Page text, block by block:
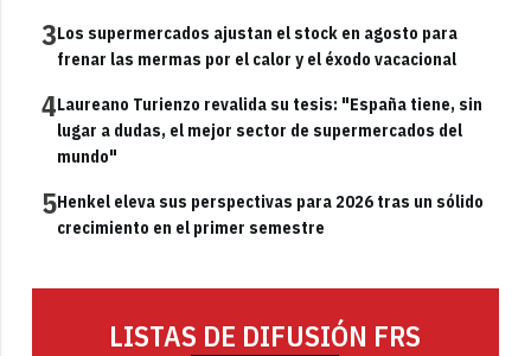
3Los supermercados ajustan el stock en agosto para
frenar las mermas por el calor y el éxodo vacacional
4Laureano Turienzo revalida su tesis: "España tiene, sin
lugar a dudas, el mejor sector de supermercados del
mundo"
5Henkel eleva sus perspectivas para 2026 tras un sólido
crecimiento en el primer semestre
LISTAS DE DIFUSIÓN FRS